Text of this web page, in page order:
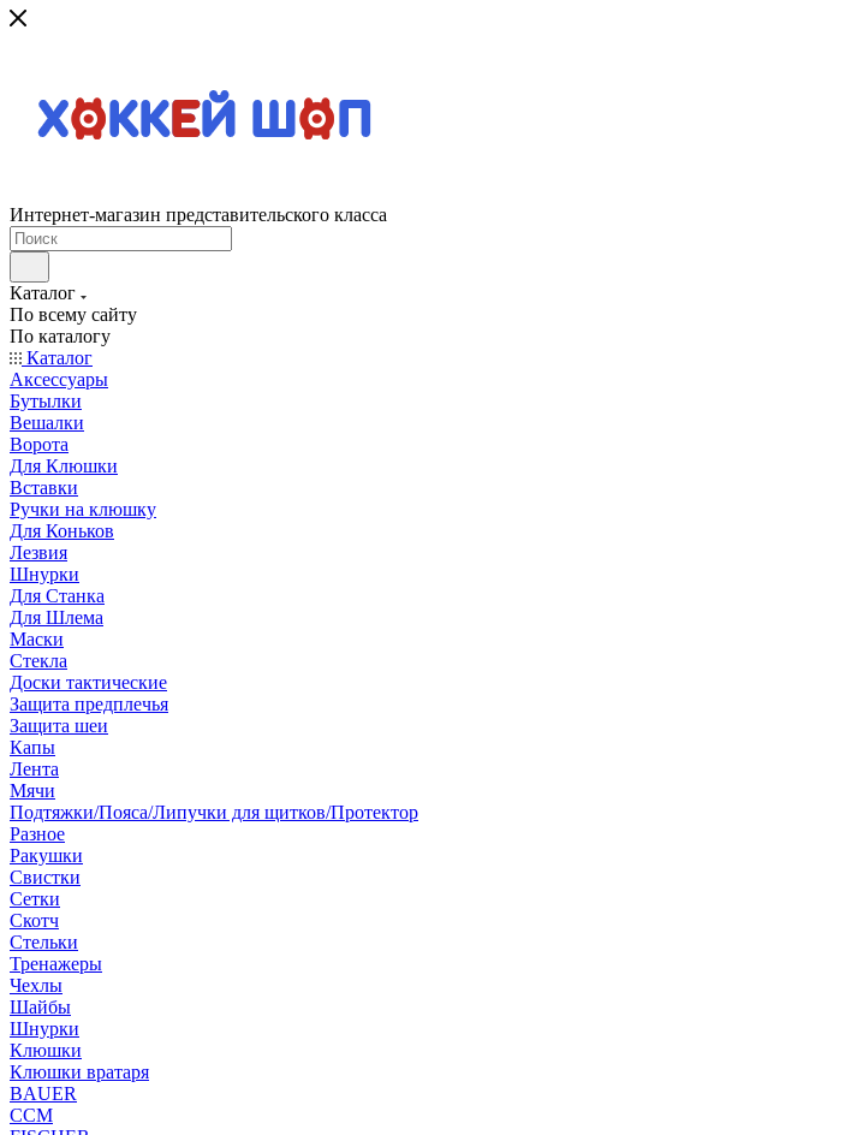
Интернет-магазин представительского класса
Каталог
По всему сайту
По каталогу
Каталог
Аксессуары
Бутылки
Вешалки
Ворота
Для Клюшки
Вставки
Ручки на клюшку
Для Коньков
Лезвия
Шнурки
Для Станка
Для Шлема
Маски
Стекла
Доски тактические
Защита предплечья
Защита шеи
Капы
Лента
Мячи
Подтяжки/Пояса/Липучки для щитков/Протектор
Разное
Ракушки
Свистки
Сетки
Скотч
Стельки
Тренажеры
Чехлы
Шайбы
Шнурки
Клюшки
Клюшки вратаря
BAUER
CCM